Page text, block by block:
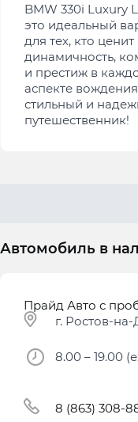
BMW 330i Luxury
это идеальный
для тех, кто ценит
динамичность,
и престиж в
аспекте
стильный и
путешественник!
Автомобиль в
Прайд Авто с
г. Ростов-
8.00 – 19.00
8 (863) 308-